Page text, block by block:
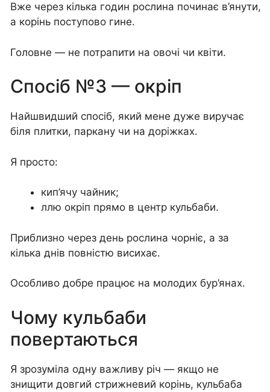
Вже через кілька годин рослина починає в’янути,
а корінь поступово гине.
Головне — не потрапити на овочі чи квіти.
Спосіб №3 — окріп
Найшвидший спосіб, який мене дуже виручає
біля плитки, паркану чи на доріжках.
Я просто:
кип’ячу чайник;
ллю окріп прямо в центр кульбаби.
Приблизно через день рослина чорніє, а за
кілька днів повністю висихає.
Особливо добре працює на молодих бур’янах.
Чому кульбаби
повертаються
Я зрозуміла одну важливу річ — якщо не
знищити довгий стрижневий корінь, кульбаба